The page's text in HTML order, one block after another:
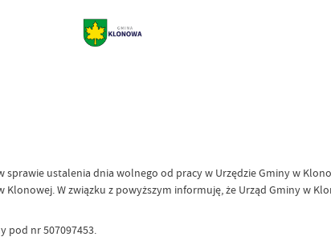
ustalenia dnia wolnego od pracy w Urzędzie Gminy w
W związku z powyższym informuję, że Urząd Gminy w
pod nr 507097453.